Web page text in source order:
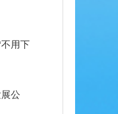
用下
公